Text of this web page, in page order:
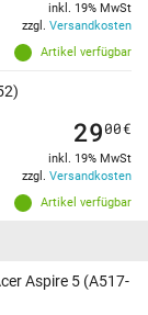
Artikel verfügbar
inkl. 19% MwSt
zzgl. Versandkosten
Artikel verfügbar
2900€
inkl. 19% MwSt
zzgl. Versandkosten
Aspire 5 (A517-